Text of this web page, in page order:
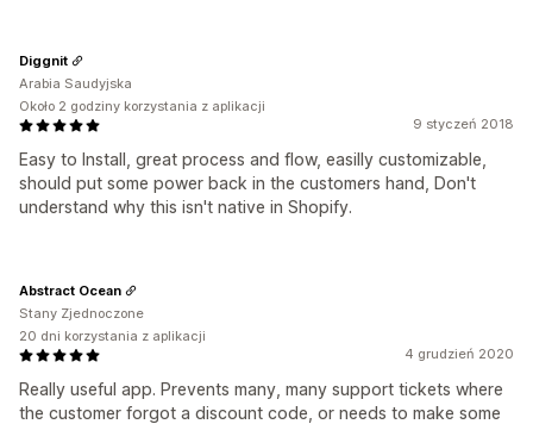
9 styczeń 2018
Easy to Install, great process and flow, easilly customizable,
should put some power back in the customers hand, Don't
understand why this isn't native in Shopify.
Diggnit
Arabia Saudyjska
Około 2 godziny korzystania z aplikacji
4 grudzień 2020
Really useful app. Prevents many, many support tickets where
the customer forgot a discount code, or needs to make some
Abstract Ocean
Stany Zjednoczone
20 dni korzystania z aplikacji